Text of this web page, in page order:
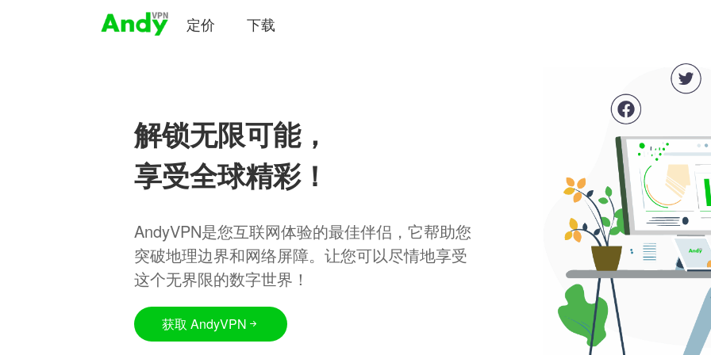
定价 下载
解锁无限可能，
享受全球精彩！
AndyVPN是您互联网体验的最佳伴侣，它帮助您
突破地理边界和网络屏障。让您可以尽情地享受
这个无界限的数字世界！
获取 AndyVPN